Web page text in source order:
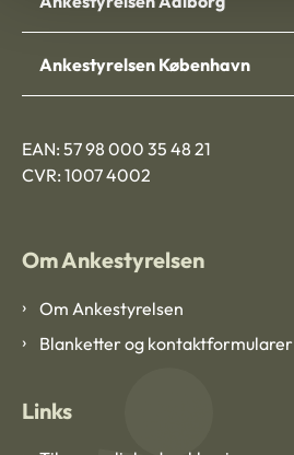
Ankestyrelsen København
EAN: 57 98 000 35 48 21
CVR: 1007 4002
Om Ankestyrelsen
Om Ankestyrelsen
Blanketter og kontaktformularer
Links